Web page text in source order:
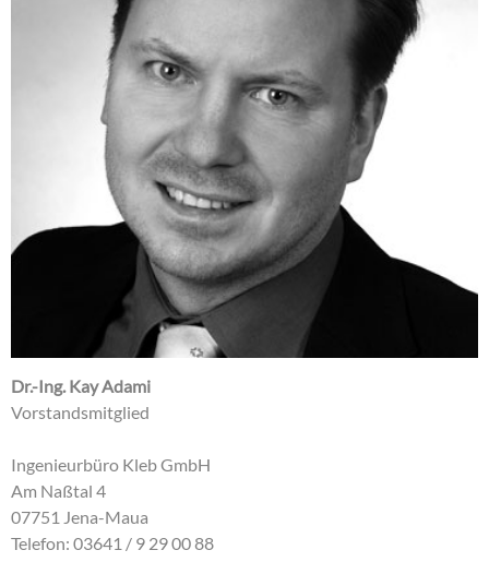
Dr.-Ing. Kay Adami
Vorstandsmitglied
Ingenieurbüro Kleb GmbH
Am Naßtal 4
07751 Jena-Maua
Telefon: 03641 / 9 29 00 88